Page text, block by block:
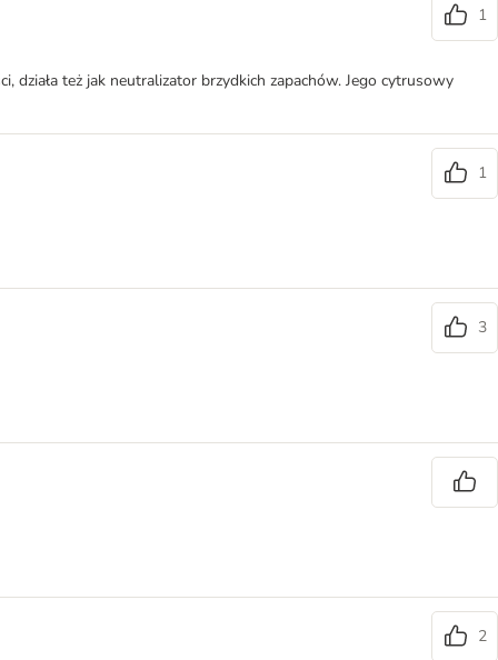
1
też jak neutralizator brzydkich zapachów. Jego cytrusowy
1
3
2